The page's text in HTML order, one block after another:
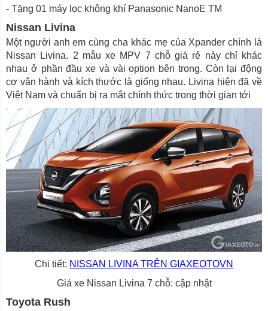
- Tặng 01 máy lọc không khí Panasonic NanoE TM
Nissan Livina
Một người anh em cùng cha khác mẹ của Xpander chính là
Nissan Livina. 2 mẫu xe MPV 7 chỗ giá rẻ này chỉ khác
nhau ở phần đầu xe và vài option bên trong. Còn lại động
cơ vận hành và kích thước là giống nhau. Livina hiện đã về
Việt Nam và chuẩn bị ra mắt chính thức trong thời gian tới
Chi tiết: NISSAN LIVINA TRÊN GIAXEOTOVN
Giá xe Nissan Livina 7 chỗ: cập nhật
Toyota Rush